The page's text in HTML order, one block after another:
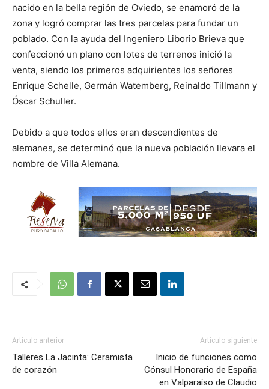
nacido en la bella región de Oviedo, se enamoró de la
zona y logró comprar las tres parcelas para fundar un
poblado. Con la ayuda del Ingeniero Liborio Brieva que
confeccionó un plano con lotes de terrenos inició la
venta, siendo los primeros adquirientes los señores
Enrique Schelle, Germán Watemberg, Reinaldo Tillmann y
Óscar Schuller.
Debido a que todos ellos eran descendientes de
alemanes, se determinó que la nueva población llevara el
nombre de Villa Alemana.
Artículo anterior
Talleres La Jacinta: Ceramista
de corazón
Artículo siguiente
Inicio de funciones como
Cónsul Honorario de España
en Valparaíso de Claudio